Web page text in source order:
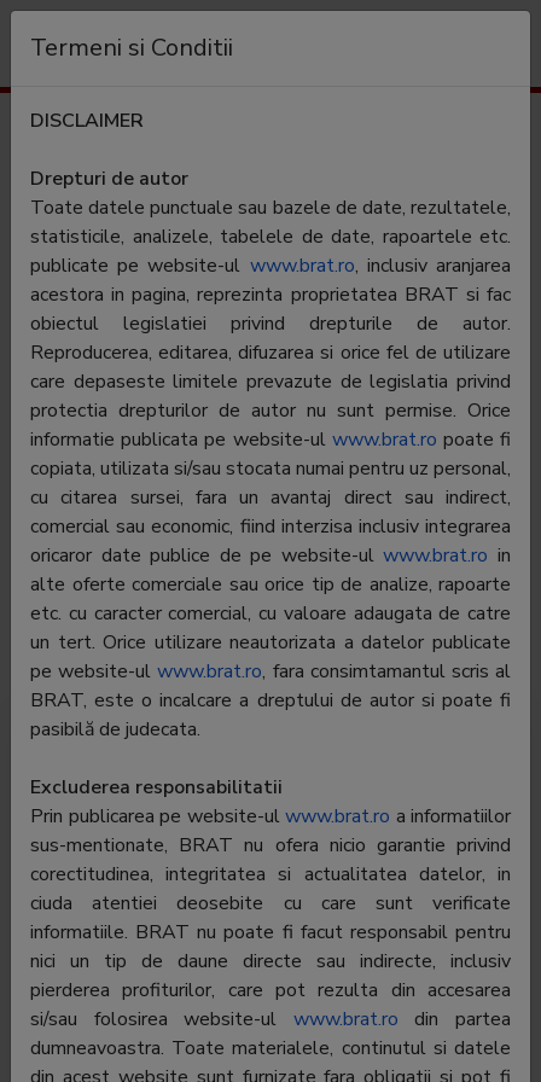
life.ro
Categorie:Lifestyle feminin
Contractor SATI: Internet Corp SRL
Director general: Raluca Mateiu
Reprezentant BRAT: Cristina Bucea
Adresa
Bucuresti, Str. Putul lui Zamfir nr. 28,
Telefon: 031-228.66.09
E-mail: cristina.bucea@internetcorp.ro
Regie publicitate: Internet Corp SRL
Departament
publicitate:
Raluca Mateiu
Trafic România
Profil audiență
Pentru a vedea toate datele trebuie să fițiautentificat
www.life.ro
Trafic total
Termeni si Conditii
DISCLAIMER
Drepturi de autor
Toate datele punctuale sau bazele de date, rezultatele,
statisticile, analizele, tabelele de date, rapoartele etc.
publicate pe website-ul www.brat.ro, inclusiv aranjarea
acestora in pagina, reprezinta proprietatea BRAT si fac
obiectul legislatiei privind drepturile de autor.
Reproducerea, editarea, difuzarea si orice fel de utilizare
care depaseste limitele prevazute de legislatia privind
protectia drepturilor de autor nu sunt permise. Orice
informatie publicata pe website-ul www.brat.ro poate fi
copiata, utilizata si/sau stocata numai pentru uz personal,
cu citarea sursei, fara un avantaj direct sau indirect,
comercial sau economic, fiind interzisa inclusiv integrarea
oricaror date publice de pe website-ulwww.brat.ro in
alte oferte comerciale sau orice tip de analize, rapoarte
etc. cu caracter comercial, cu valoare adaugata de catre
un tert. Orice utilizare neautorizata a datelor publicate
pe website-ulwww.brat.ro, fara consimtamantul scris al
BRAT, este o incalcare a dreptului de autor si poate fi
pasibilă de judecata.
Excluderea responsabilitatii
Prin publicarea pe website-ulwww.brat.ro a informatiilor
sus-mentionate, BRAT nu ofera nicio garantie privind
corectitudinea, integritatea si actualitatea datelor, in
ciuda atentiei deosebite cu care sunt verificate
informatiile. BRAT nu poate fi facut responsabil pentru
nici un tip de daune directe sau indirecte, inclusiv
pierderea profiturilor, care pot rezulta din accesarea
si/sau folosirea website-ul www.brat.ro din partea
dumneavoastra. Toate materialele, continutul si datele